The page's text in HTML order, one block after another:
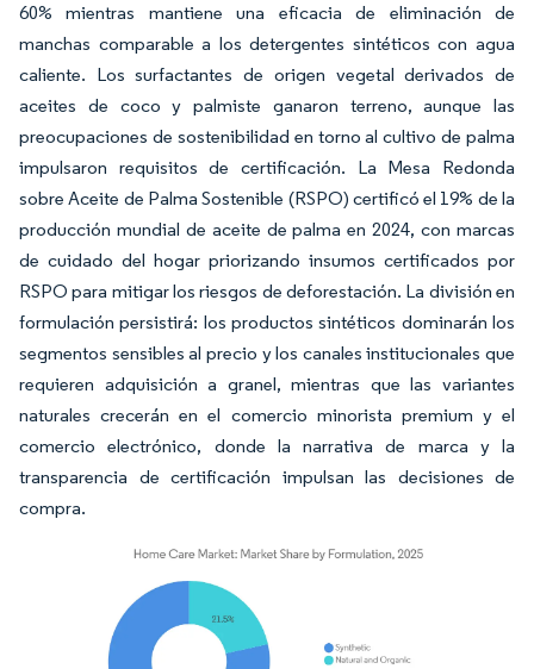
60% mientras mantiene una eficacia de eliminación de
manchas comparable a los detergentes sintéticos con agua
caliente. Los surfactantes de origen vegetal derivados de
aceites de coco y palmiste ganaron terreno, aunque las
preocupaciones de sostenibilidad en torno al cultivo de palma
impulsaron requisitos de certificación. La Mesa Redonda
sobre Aceite de Palma Sostenible (RSPO) certificó el 19% de la
producción mundial de aceite de palma en 2024, con marcas
de cuidado del hogar priorizando insumos certificados por
RSPO para mitigar los riesgos de deforestación. La división en
formulación persistirá: los productos sintéticos dominarán los
segmentos sensibles al precio y los canales institucionales que
requieren adquisición a granel, mientras que las variantes
naturales crecerán en el comercio minorista premium y el
comercio electrónico, donde la narrativa de marca y la
transparencia de certificación impulsan las decisiones de
compra.